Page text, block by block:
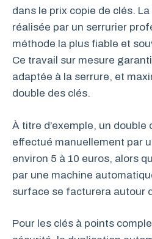
dans le prix copie de clés.
réalisée par un serrurier
méthode la plus fiable et
Ce travail sur mesure
adaptée à la serrure, et
double des clés.
À titre d’exemple, un double
effectué manuellement par
environ 5 à 10 euros, alors
par une machine
surface se facturera autour
Pour les clés à points